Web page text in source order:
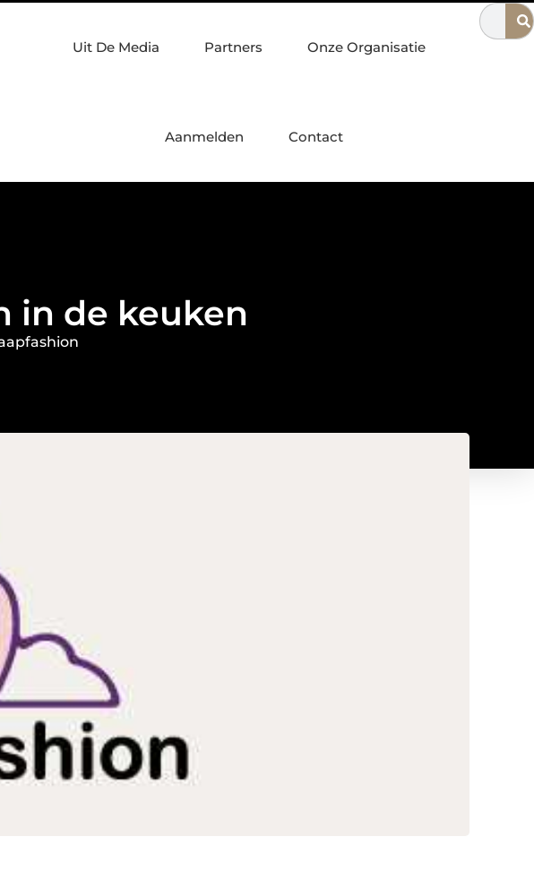
een kledingwinkel in Nijmegen Waarom een escaperoom ideaal is voor gezinnen
Uit De Media Partners Onze Organisatie
Aanmelden Contact
in de keuken